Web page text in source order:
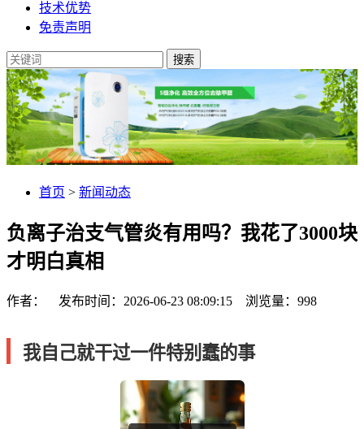
技术优势
免责声明
搜索
首页 > 新闻动态
负离子治支气管炎有用吗？我花了3000块
才明白真相
作者： 发布时间：2026-06-23 08:09:15 浏览量： 998
我自己就干过一件特别蠢的事